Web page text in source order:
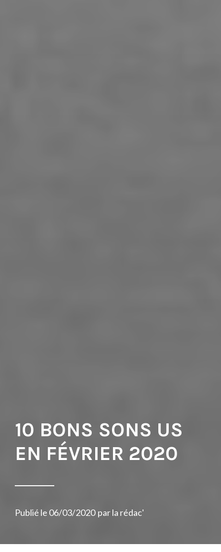
10 BONS SONS US
EN FÉVRIER 2020
Publié le 06/03/2020 parla rédac'